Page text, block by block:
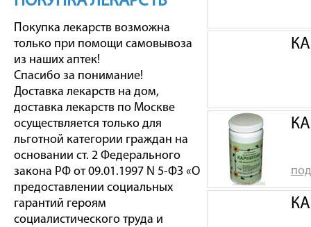
Покупка лекарств возможна
только при помощи самовывоза
из наших аптек!
Спасибо за понимание!
Доставка лекарств на дом,
доставка лекарств по Москве
осуществляется только для
льготной категории граждан на
основании ст. 2 Федерального
закона РФ от 09.01.1997 N 5-ФЗ «О
предоставлении социальных
гарантий героям
социалистического труда и